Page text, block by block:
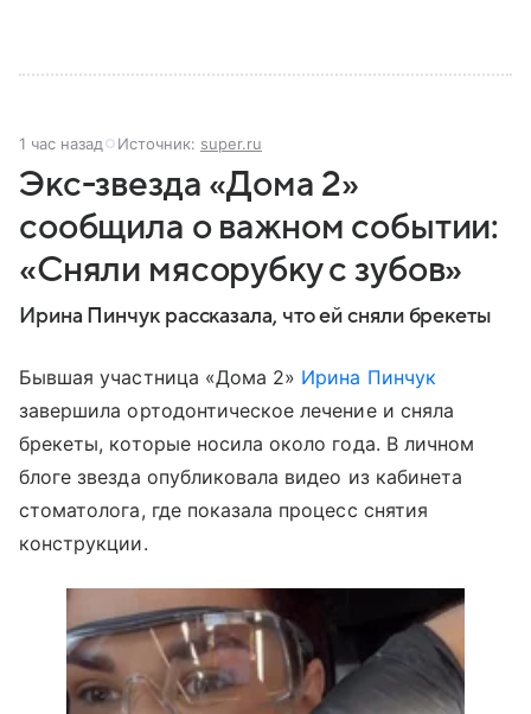
1 час назад Источник: super.ru
Экс-звезда «Дома 2»
сообщила о важном событии:
«Сняли мясорубку с зубов»
Ирина Пинчук рассказала, что ей сняли брекеты
Бывшая участница «Дома 2» Ирина Пинчук
завершила ортодонтическое лечение и сняла
брекеты, которые носила около года. В личном
блоге звезда опубликовала видео из кабинета
стоматолога, где показала процесс снятия
конструкции.